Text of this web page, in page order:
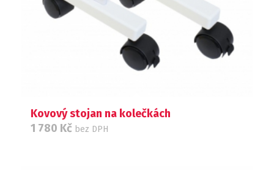
Kovový stojan na kolečkách
1 780 Kč bez DPH